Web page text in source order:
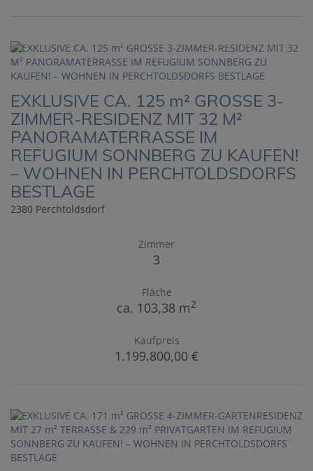
EXKLUSIVE CA. 125 m² GROSSE 3-
ZIMMER-RESIDENZ MIT 32 M²
PANORAMATERRASSE IM
REFUGIUM SONNBERG ZU KAUFEN!
– WOHNEN IN PERCHTOLDSDORFS
BESTLAGE
2380 Perchtoldsdorf
Zimmer
3
Fläche
ca. 103,38 m2
Kaufpreis
1.199.800,00 €